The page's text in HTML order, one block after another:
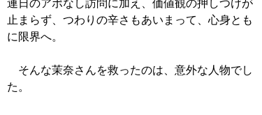
連日のアポなし訪問に加え、価値観の押しつけが
止まらず、つわりの辛さもあいまって、心身とも
に限界へ。
そんな茉奈さんを救ったのは、意外な人物でし
た。